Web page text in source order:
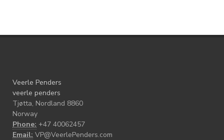
Veerle Penders
veerle penders
Tjøtta, Nordland 8860
Norway
Phone: +47 40062457
Email: VP@VeerlePenders.com